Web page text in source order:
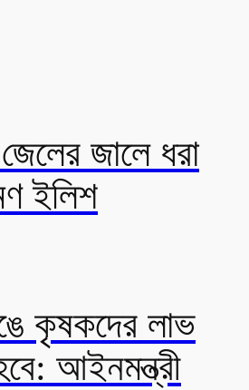
জালে ধরা
ইলিশ
কৃষকদের লাভ
আইনমন্ত্রী